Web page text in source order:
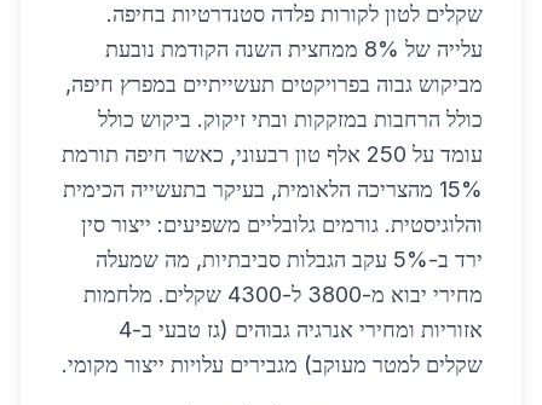
שקלים לטון לקורות פלדה סטנדרטיות בחיפה.
עלייה של 8% ממחצית השנה הקודמת נובעת
מביקוש גבוה בפרויקטים תעשייתיים במפרץ חיפה,
כולל הרחבות במזקקות ובתי זיקוק. ביקוש כולל
עומד על 250 אלף טון רבעוני, כאשר חיפה תורמת
15% מהצריכה הלאומית, בעיקר בתעשייה הכימית
והלוגיסטית. גורמים גלובליים משפיעים: ייצור סין
ירד ב-5% עקב הגבלות סביבתיות, מה שמעלה
מחירי יבוא מ-3800 ל-4300 שקלים. מלחמות
אזוריות ומחירי אנרגיה גבוהים (גז טבעי ב-4
שקלים למטר מעוקב) מגבירים עלויות ייצור מקומי.